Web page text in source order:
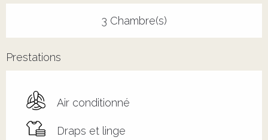
3 Chambre(s)
Prestations
Air conditionné
Draps et linge